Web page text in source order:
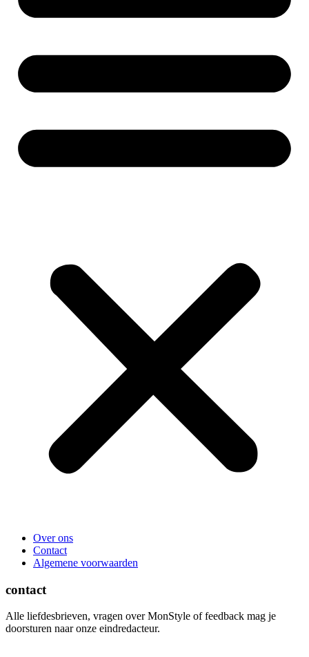
Over ons
Contact
Algemene voorwaarden
contact
Alle liefdesbrieven, vragen over MonStyle of feedback mag je
doorsturen naar onze eindredacteur.